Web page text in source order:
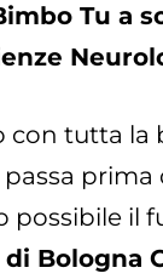
Tu a
tutta la
possibile